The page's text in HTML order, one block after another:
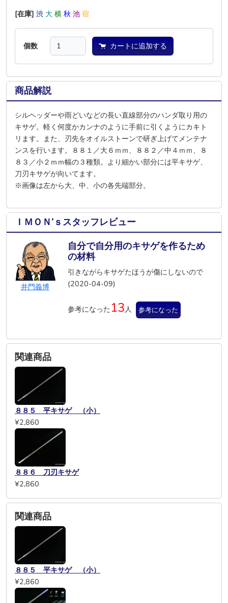
[在庫] 渋 大 横 秋 池 宿
個数 カートに追加する
商品解説
シルヘッダーや雨どいなどの長い直線部分のハンダ取り用の
キサゲ。軽く何度かカンナのように手前に引くようにカキト
リます。また、刃先をオイルストーンで研ぎ上げてメンテナ
ンスを行います。８８１／大６ｍｍ、８８２／中４ｍｍ、８
８３／小２ｍｍ幅の３種類。より細かい部分には平キサゲ、
刀刃キサゲが向いてます。
※画像は左から大、中、小の各先端部分。
ＩＭＯＮ’ｓスタッフレビュー
井門義博
自分で自分用のキサゲを作るため
の材料
引きながらキサゲたほうが傷にしないので
(2020-04-09)
参考になった 13人 参考になった
関連商品
８８５ 平キサゲ （小）
¥2,860
８８６ 刀刃キサゲ
¥2,860
関連商品
８８５ 平キサゲ （小）
¥2,860